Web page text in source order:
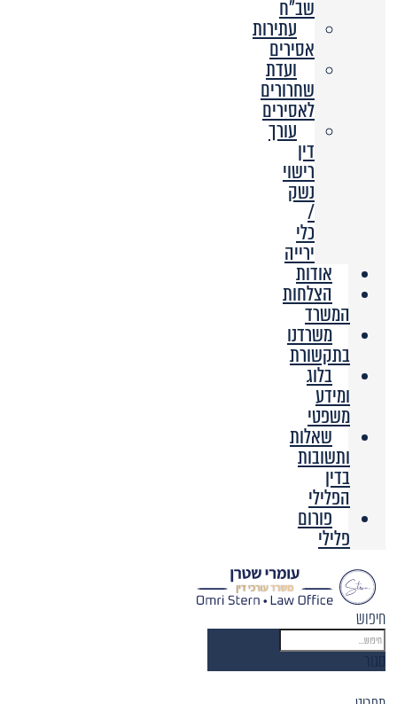
שב”ח
עתירות
אסירים
ועדת
שחרורים
לאסירים
עורך
דין
רישוי
נשק
/
כלי
ירייה
אודות
הצלחות
המשרד
משרדנו
בתקשורת
בלוג
ומידע
משפטי
שאלות
ותשובות
בדין
הפלילי
פורום
פלילי
חיפוש